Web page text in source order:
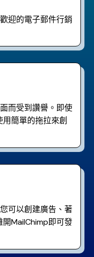
迎的電子郵件行銷
而受到讚譽。即使
簡單的拖拉來創
可以創建廣告、著
MailChimp即可發